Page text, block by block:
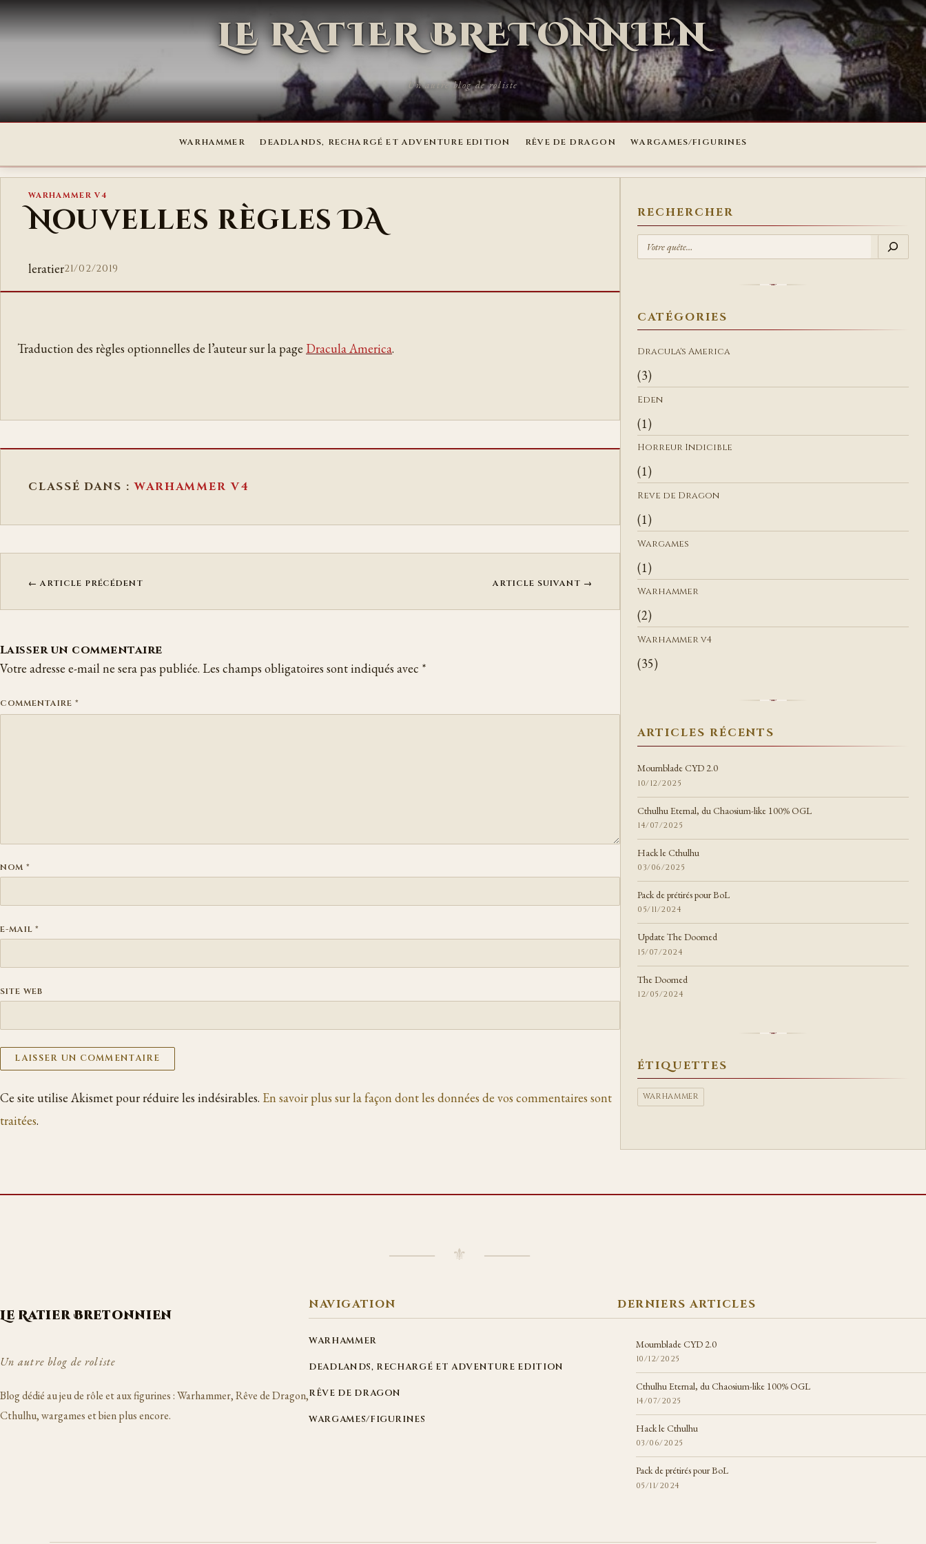
LE RATIER BRETONNIEN
Un autre blog de roliste
WARHAMMER DEADLANDS, RECHARGÉ ET ADVENTURE EDITION RÊVE DE DRAGON WARGAMES/FIGURINES
WARHAMMER V4
Nouvelles règles DA
leratier21/02/2019
Traduction des règles optionnelles de l’auteur sur la page Dracula America.
CLASSÉ DANS :WARHAMMER V4
← ARTICLE PRÉCÉDENT ARTICLE SUIVANT →
Laisser un commentaire
Votre adresse e-mail ne sera pas publiée. Les champs obligatoires sont indiqués avec *
COMMENTAIRE *
NOM *
E-MAIL*
SITE WEB
Ce site utilise Akismet pour réduire les indésirables. En savoir plus sur la façon dont les données de vos commentaires sont
traitées.
RECHERCHER
E
H
E
R
CATÉGORIES
Dracula's America
(3)
Eden
(1)
Horreur Indicible
(1)
Reve de Dragon
(1)
Wargames
(1)
Warhammer
(2)
Warhammer v4
(35)
ARTICLES RÉCENTS
Mournblade CYD 2.0
10/12/2025
Cthulhu Eternal, du Chaosium-like 100% OGL
14/07/2025
Hack le Cthulhu
03/06/2025
Pack de prétirés pour BoL
05/11/2024
Update The Doomed
15/07/2024
The Doomed
12/05/2024
ÉTIQUETTES
WARHAMMER
⸻ ⚜ ⸻
Le Ratier Bretonnien
Un autre blog de roliste
Blog dédié au jeu de rôle et aux figurines : Warhammer, Rêve de Dragon,
Cthulhu, wargames et bien plus encore.
NAVIGATION
WARHAMMER
DEADLANDS, RECHARGÉ ET ADVENTURE EDITION
RÊVE DE DRAGON
WARGAMES/FIGURINES
DERNIERS ARTICLES
Mournblade CYD 2.0
10/12/2025
Cthulhu Eternal, du Chaosium-like 100% OGL
14/07/2025
Hack le Cthulhu
03/06/2025
Pack de prétirés pour BoL
05/11/2024